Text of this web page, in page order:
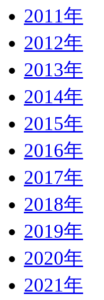
2011年
2012年
2013年
2014年
2015年
2016年
2017年
2018年
2019年
2020年
2021年